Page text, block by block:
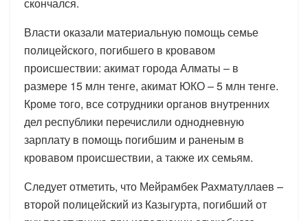
Власти оказали материальную помощь семье
полицейского, погибшего в кровавом
происшествии: акимат города Алматы – в
размере 15 млн тенге, акимат ЮКО – 5 млн тенге.
Кроме того, все сотрудники органов внутренних
дел республики перечислили однодневную
зарплату в помощь погибшим и раненым в
кровавом происшествии, а также их семьям.
Следует отметить, что Мейрамбек Рахматуллаев –
второй полицейский из Казыгурта, погибший от